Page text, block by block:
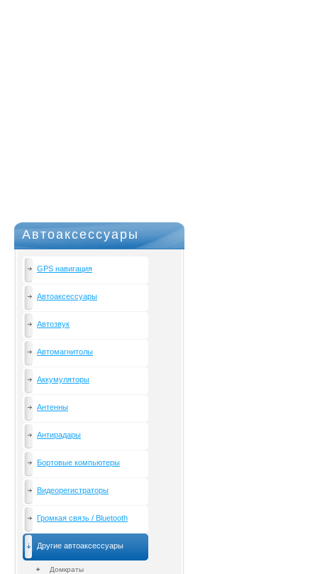
Автоаксессуары
GPS навигация
Автоаксессуары
Автозвук
Автомагнитолы
Аккумуляторы
Антенны
Антирадары
Бортовые компьютеры
Видеорегистраторы
Громкая связь / Bluetooth
Другие автоаксессуары
Домкраты